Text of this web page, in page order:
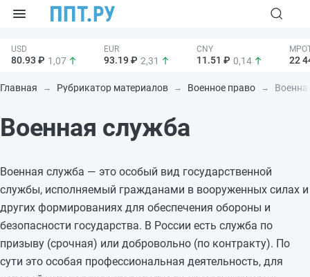
80.93 ₽ 1,07 93.19 ₽ 2,31 11.51 ₽ 0,14 22
Главная Рубрикатор материалов Военное право
Военная служба
Военная служба — это особый вид государственной
службы, исполняемый гражданами в вооруженных силах и
других формированиях для обеспечения обороны и
безопасности государства. В России есть служба по
призыву (срочная) или добровольно (по контракту). По
сути это особая профессиональная деятельность, для